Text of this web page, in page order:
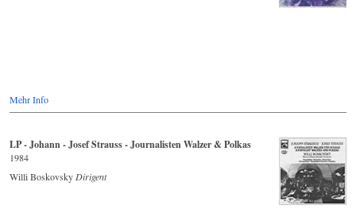
Mehr Info
LP - Johann - Josef Strauss - Journalisten Walzer & Polkas
1984
Willi Boskovsky Dirigent